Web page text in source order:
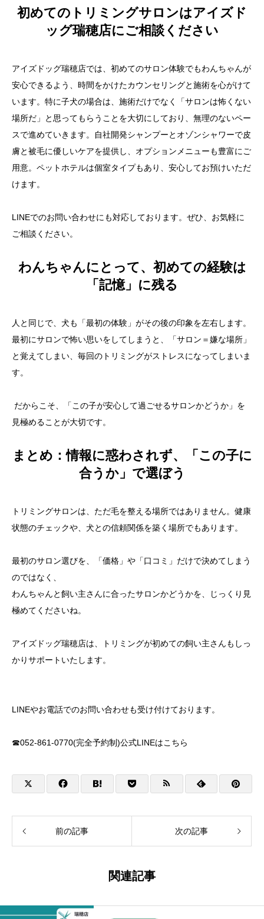
初めてのトリミングサロンはアイズド
ッグ瑞穂店にご相談ください
アイズドッグ瑞穂店では、初めてのサロン体験でもわんちゃんが
安心できるよう、時間をかけたカウンセリングと施術を心がけて
います。特に子犬の場合は、施術だけでなく「サロンは怖くない
場所だ」と思ってもらうことを大切にしており、無理のないペー
スで進めていきます。自社開発シャンプーとオゾンシャワーで皮
膚と被毛に優しいケアを提供し、オプションメニューも豊富にご
用意。ペットホテルは個室タイプもあり、安心してお預けいただ
けます。
LINEでのお問い合わせにも対応しております。ぜひ、お気軽に
ご相談ください。
わんちゃんにとって、初めての経験は
「記憶」に残る
人と同じで、犬も「最初の体験」がその後の印象を左右します。
最初にサロンで怖い思いをしてしまうと、「サロン＝嫌な場所」
と覚えてしまい、毎回のトリミングがストレスになってしまいま
す。
だからこそ、「この子が安心して過ごせるサロンかどうか」を
見極めることが大切です。
まとめ：情報に惑わされず、「この子に
合うか」で選ぼう
トリミングサロンは、ただ毛を整える場所ではありません。健康
状態のチェックや、犬との信頼関係を築く場所でもあります。
最初のサロン選びを、「価格」や「口コミ」だけで決めてしまう
のではなく、
わんちゃんと飼い主さんに合ったサロンかどうかを、じっくり見
極めてくださいね。
アイズドッグ瑞穂店は、トリミングが初めての飼い主さんもしっ
かりサポートいたします。
LINEやお電話でのお問い合わせも受け付けております。
☎052-861-0770(完全予約制)公式LINEはこちら
前の記事 次の記事
関連記事